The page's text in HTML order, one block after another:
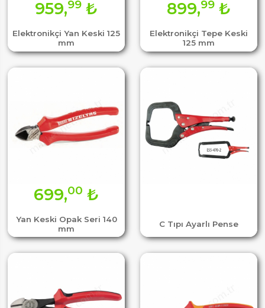
Elektronikçi Yan Keski 125
mm
959,99 ₺
Elektronikçi Tepe Keski
125 mm
899,99₺
Yan Keski Opak Seri 140
mm
699,00 ₺
C Tıpı Ayarlı Pense